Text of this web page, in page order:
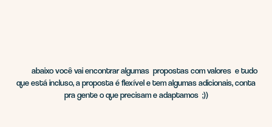
abaixo você vai encontrar algumas propostas com valores e tudo
que está incluso,a proposta é flexível e tem algumas adicionais, conta
pra gente o que precisam e adaptamos ;))